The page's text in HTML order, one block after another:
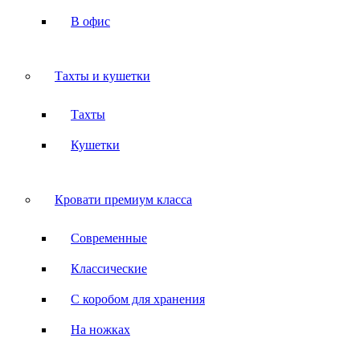
В офис
Тахты и кушетки
Тахты
Кушетки
Кровати премиум класса
Современные
Классические
С коробом для хранения
На ножках